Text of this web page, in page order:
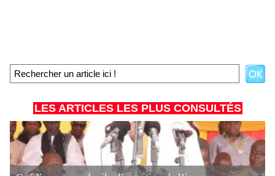
LES ARTICLES LES PLUS CONSULTÉS